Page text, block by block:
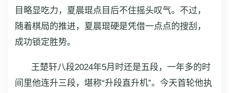
目略显吃力，夏晨琨点目后不住摇头叹气。不过，
随着棋局的推进，夏晨琨硬是凭借一点点的搜刮，
成功锁定胜势。
王楚轩八段2024年5月时还是五段，一年多的时
间里他连升三段，堪称“升段直升机”。今天首轮他执